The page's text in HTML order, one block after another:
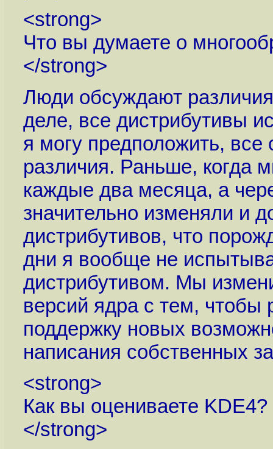
<strong>
Что вы думаете о
</strong>
Люди обсуждают
деле, все дистрибутивы
я могу предположить,
различия. Раньше, когда
каждые два месяца, а
значительно изменяли и
дистрибутивов, что
дни я вообще не
дистрибутивом. Мы
версий ядра с тем, чтобы
поддержку новых
написания собственных
<strong>
Как вы оцениваете KDE4?
</strong>